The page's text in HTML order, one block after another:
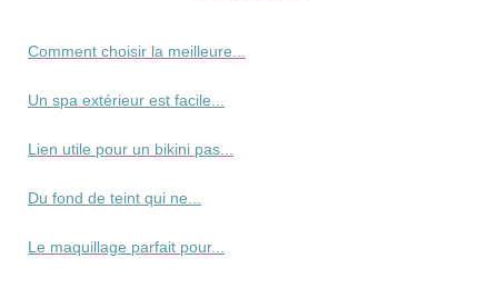
Comment choisir la meilleure...
Un spa extérieur est facile...
Lien utile pour un bikini pas...
Du fond de teint qui ne...
Le maquillage parfait pour...